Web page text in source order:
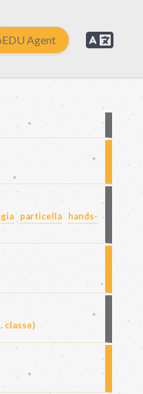
Agent
particella
hands-
classe)